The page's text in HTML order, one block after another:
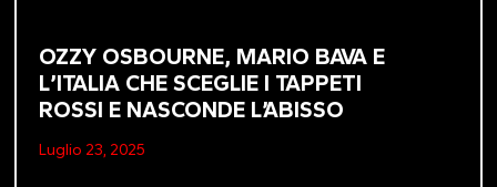
OZZY OSBOURNE, MARIO BAVA E
L’ITALIA CHE SCEGLIE I TAPPETI
ROSSI E NASCONDE L’ABISSO
Luglio 23, 2025